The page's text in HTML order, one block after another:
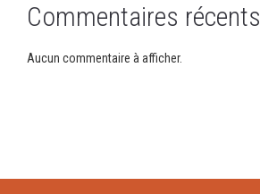
Commentaires récents
Aucun commentaire à afficher.